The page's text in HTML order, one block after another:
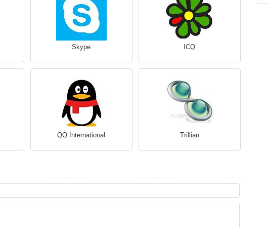
Skype ICQ
QQ International Trillian